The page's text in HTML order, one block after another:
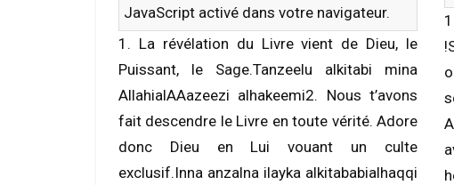
JavaScript activé dans votre navigateur.
1. La révélation du Livre vient de Dieu, le
Puissant, le Sage.Tanzeelu alkitabi mina
AllahialAAazeezi alhakeemi2. Nous t’avons
fait descendre le Livre en toute vérité. Adore
donc Dieu en Lui vouant un culte
exclusif.Inna anzalna ilayka alkitababialhaqqi